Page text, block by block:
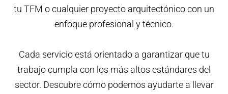
tu TFM o cualquier proyecto arquitectónico con un
enfoque profesional y técnico.
Cada servicio está orientado a garantizar que tu
trabajo cumpla con los más altos estándares del
sector. Descubre cómo podemos ayudarte a llevar